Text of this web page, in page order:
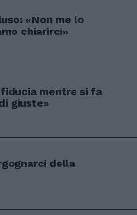
«Non me lo
chiarirci»
mentre si fa
giuste»
della